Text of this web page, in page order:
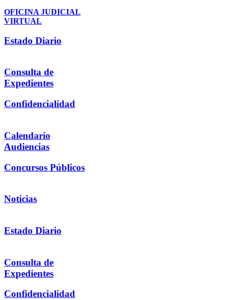
OFICINA JUDICIAL
VIRTUAL
Estado Diario
Consulta de
Expedientes
Confidencialidad
Calendario
Audiencias
Concursos Públicos
Noticias
Estado Diario
Consulta de
Expedientes
Confidencialidad